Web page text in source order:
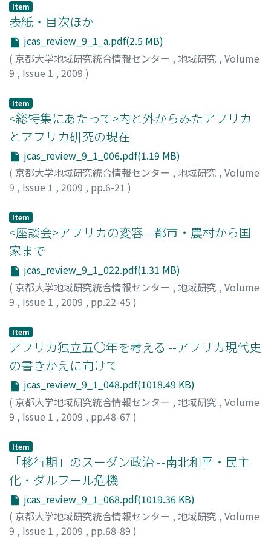
Item
表紙・目次ほか
jcas_review_9_1_a.pdf(2.5 MB)
( 京都大学地域研究統合情報センター , 地域研究 , Volume
9 , Issue 1 , 2009 )
Item
<総特集にあたって>内と外からみたアフリカ
とアフリカ研究の現在
jcas_review_9_1_006.pdf(1.19 MB)
( 京都大学地域研究統合情報センター , 地域研究 , Volume
9 , Issue 1 , 2009 , pp.6-21 )
Item
<座談会>アフリカの変容 --都市・農村から国
家まで
jcas_review_9_1_022.pdf(1.31 MB)
( 京都大学地域研究統合情報センター , 地域研究 , Volume
9 , Issue 1 , 2009 , pp.22-45 )
Item
アフリカ独立五〇年を考える --アフリカ現代史
の書きかえに向けて
jcas_review_9_1_048.pdf(1018.49 KB)
( 京都大学地域研究統合情報センター , 地域研究 , Volume
9 , Issue 1 , 2009 , pp.48-67 )
Item
「移行期」のスーダン政治 --南北和平・民主
化・ダルフール危機
jcas_review_9_1_068.pdf(1019.36 KB)
( 京都大学地域研究統合情報センター , 地域研究 , Volume
9 , Issue 1 , 2009 , pp.68-89 )